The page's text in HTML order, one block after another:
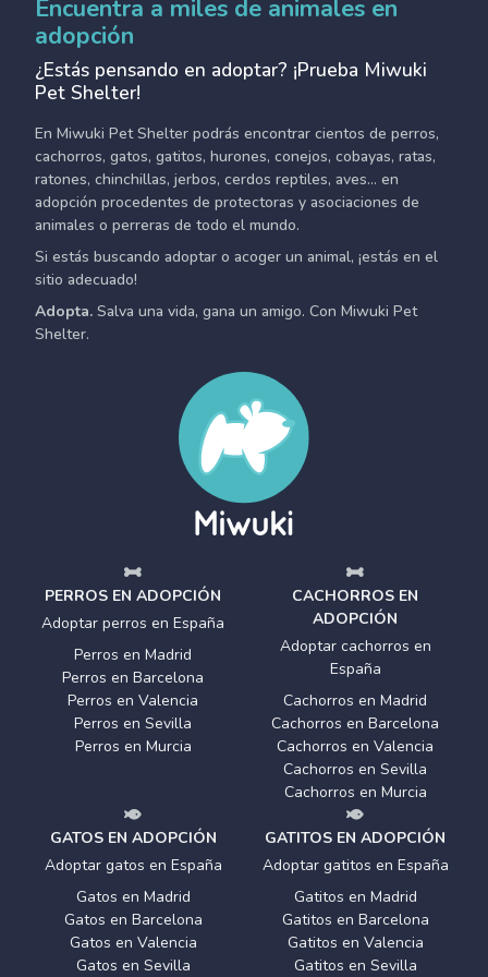
Encuentra a miles de animales en
adopción
¿Estás pensando en adoptar? ¡Prueba Miwuki
Pet Shelter!
En Miwuki Pet Shelter podrás encontrar cientos de perros,
cachorros, gatos, gatitos, hurones, conejos, cobayas, ratas,
ratones, chinchillas, jerbos, cerdos reptiles, aves... en
adopción procedentes de protectoras y asociaciones de
animales o perreras de todo el mundo.
Si estás buscando adoptar o acoger un animal, ¡estás en el
sitio adecuado!
Adopta. Salva una vida, gana un amigo. Con Miwuki Pet
Shelter.
PERROS EN ADOPCIÓN
Adoptar perros en España
Perros en Madrid
Perros en Barcelona
Perros en Valencia
Perros en Sevilla
Perros en Murcia
CACHORROS EN
ADOPCIÓN
Adoptar cachorros en
España
Cachorros en Madrid
Cachorros en Barcelona
Cachorros en Valencia
Cachorros en Sevilla
Cachorros en Murcia
GATOS EN ADOPCIÓN
Adoptar gatos en España
Gatos en Madrid
Gatos en Barcelona
Gatos en Valencia
Gatos en Sevilla
GATITOS EN ADOPCIÓN
Adoptar gatitos en España
Gatitos en Madrid
Gatitos en Barcelona
Gatitos en Valencia
Gatitos en Sevilla